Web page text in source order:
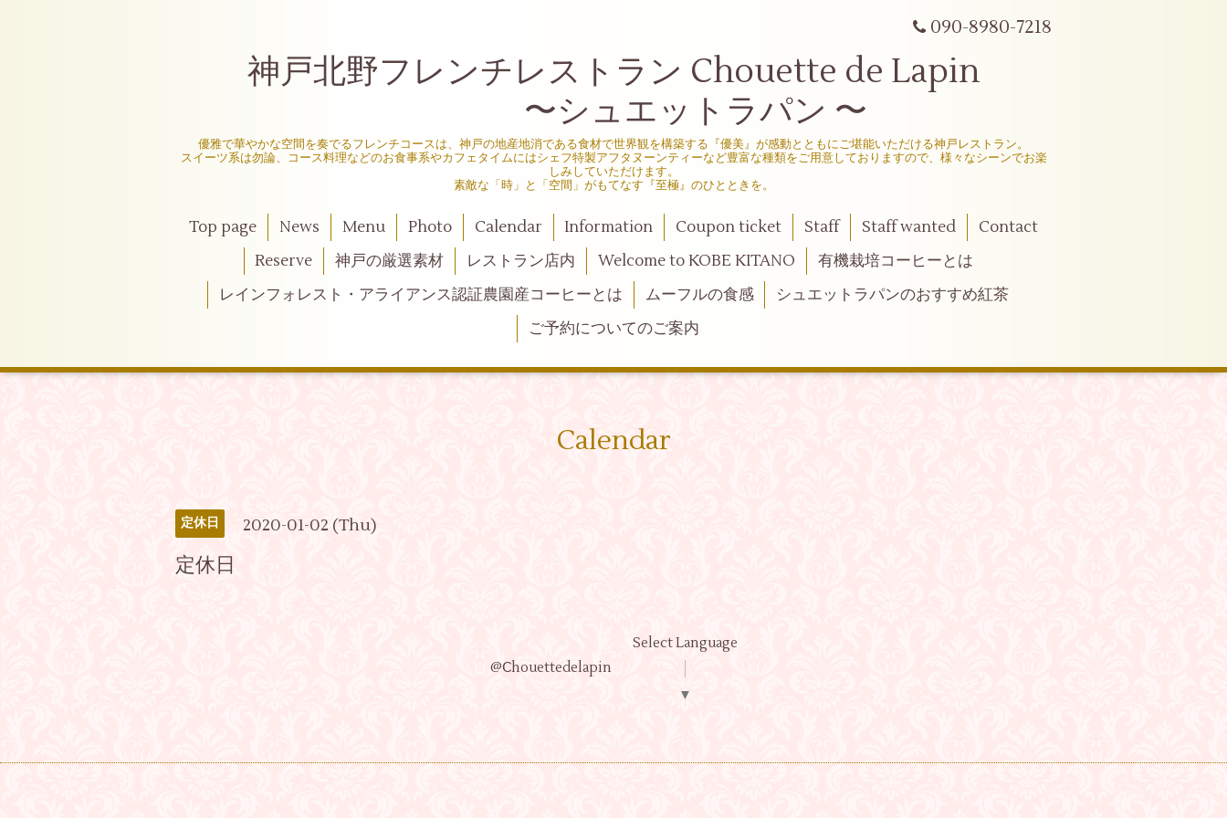
090-8980-7218
神戸北野フレンチレストラン Chouette de Lapin
〜シュエットラパン 〜
優雅で華やかな空間を奏でるフレンチコースは、神戸の地産地消である食材で世界観を構築する『優美』が感動とともにご堪能いただける神戸レストラン。
スイーツ系は勿論、コース料理などのお食事系やカフェタイムにはシェフ特製アフタヌーンティーなど豊富な種類をご用意しておりますので、様々なシーンでお楽
しみしていただけます。
素敵な「時」と「空間」がもてなす『至極』のひとときを。
Top page News Menu Photo Calendar Information Coupon ticket Staff Staff wanted
Contact
Reserve
神戸の厳選素材 レストラン店内 Welcome to KOBE KITANO
有機栽培コーヒーとは
レインフォレスト・アライアンス認証農園産コーヒーとは
ムーフルの食感
シュエットラパンのおすすめ紅茶
ご予約についてのご案内
Calendar
定休日 2020-01-02 (Thu)
定休日
@Ⅽhouettedelapin
Select Language
▼